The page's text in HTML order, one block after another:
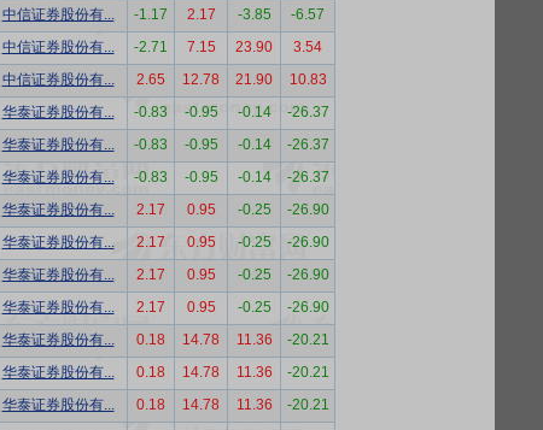
中信证券股份有... -1.17 2.17 -3.85
-6.57
中信证券股份有... -2.71 7.15 23.90
3.54
中信证券股份有... 2.65 12.78 21.90
10.83
华泰证券股份有... -0.83 -0.95 -0.14
-26.37
华泰证券股份有... -0.83 -0.95 -0.14
-26.37
华泰证券股份有... -0.83 -0.95 -0.14
-26.37
华泰证券股份有... 2.17 0.95 -0.25
-26.90
华泰证券股份有... 2.17 0.95 -0.25
-26.90
华泰证券股份有... 2.17 0.95 -0.25
-26.90
华泰证券股份有... 2.17 0.95 -0.25
-26.90
华泰证券股份有... 0.18 14.78 11.36
-20.21
华泰证券股份有... 0.18 14.78 11.36
-20.21
华泰证券股份有... 0.18 14.78 11.36
-20.21